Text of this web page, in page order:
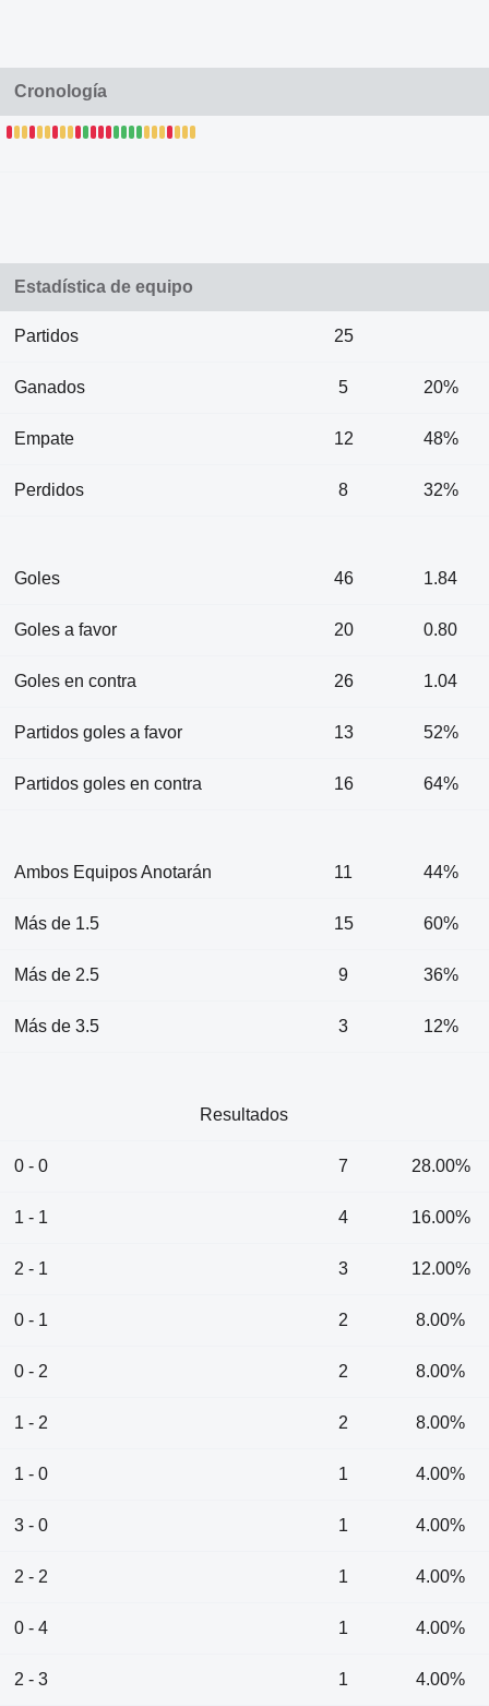
Cronología
Estadística de equipo
Partidos 25
Ganados 5 20%
Empate 12 48%
Perdidos 8 32%
Goles 46 1.84
Goles a favor 20 0.80
Goles en contra 26 1.04
Partidos goles a favor 13 52%
Partidos goles en contra 16 64%
Ambos Equipos Anotarán 11 44%
Más de 1.5 15 60%
Más de 2.5 9 36%
Más de 3.5 3 12%
Resultados
0 - 0 7 28.00%
1 - 1 4 16.00%
2 - 1 3 12.00%
0 - 1 2 8.00%
0 - 2 2 8.00%
1 - 2 2 8.00%
1 - 0 1 4.00%
3 - 0 1 4.00%
2 - 2 1 4.00%
0 - 4 1 4.00%
2 - 3 1 4.00%